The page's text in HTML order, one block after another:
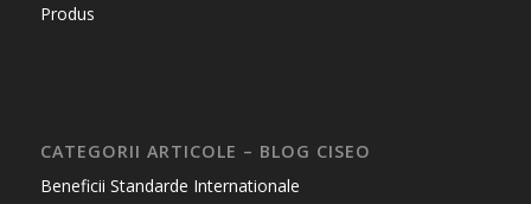
Produs
CATEGORII ARTICOLE – BLOG CISEO
Beneficii Standarde Internationale